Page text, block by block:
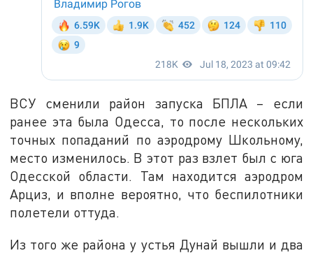
ВСУ сменили район запуска БПЛА – если
ранее эта была Одесса, то после нескольких
точных попаданий по аэродрому Школьному,
место изменилось. В этот раз взлет был с юга
Одесской области. Там находится аэродром
Арциз, и вполне вероятно, что беспилотники
полетели оттуда.
Из того же района у устья Дунай вышли и два